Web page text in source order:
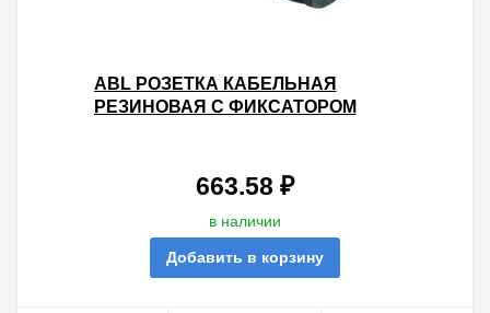
ABL РОЗЕТКА КАБЕЛЬНАЯ
РЕЗИНОВАЯ С ФИКСАТОРОМ
663.58 ₽
в наличии
Добавить в корзину